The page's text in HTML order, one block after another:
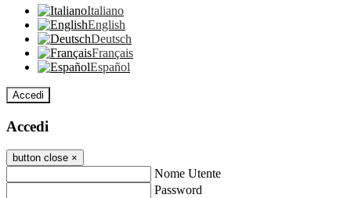
Italiano
English
Deutsch
Français
Español
Accedi
Accedi
button close ×
Nome Utente
Password